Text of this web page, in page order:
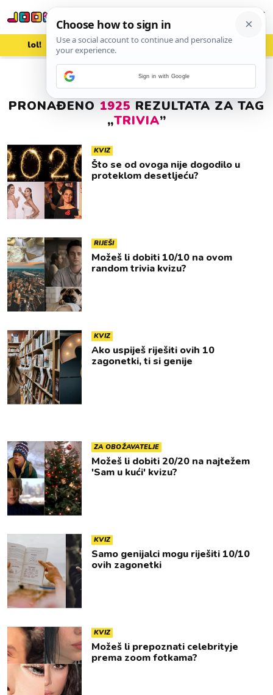
lol! aww vrh! woot?!
PRONAĐENO 1925 REZULTATA ZA TAG
„TRIVIA”
KVIZ
Što se od ovoga nije dogodilo u
proteklom desetljeću?
RIJEŠI
Možeš li dobiti 10/10 na ovom
random trivia kvizu?
KVIZ
Ako uspiješ riješiti ovih 10
zagonetki, ti si genije
ZA OBOŽAVATELJE
Možeš li dobiti 20/20 na najtežem
'Sam u kući' kvizu?
KVIZ
Samo genijalci mogu riješiti 10/10
ovih zagonetki
KVIZ
Možeš li prepoznati celebrityje
prema zoom fotkama?
Sign in with Google